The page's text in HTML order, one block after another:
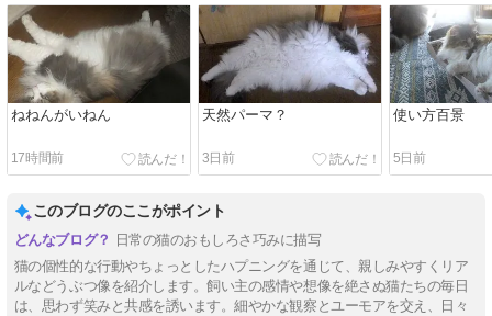
ねねんがいねん
17時間前
天然パーマ？
3日前
使い方百景
5日前
このブログのここがポイント
日常の猫のおもしろさ巧みに描写
猫の個性的な行動やちょっとしたハプニングを通じて、親しみやすくリア
ルなどうぶつ像を紹介します。飼い主の感情や想像を絶さぬ猫たちの毎日
は、思わず笑みと共感を誘います。細やかな観察とユーモアを交え、日々